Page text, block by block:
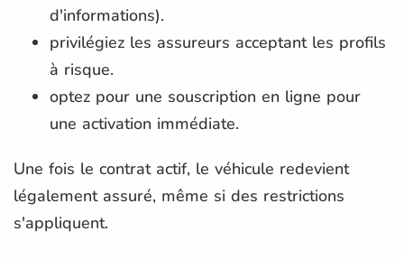
d'informations).
privilégiez les assureurs acceptant les profils
à risque.
optez pour une souscription en ligne pour
une activation immédiate.
Une fois le contrat actif, le véhicule redevient
légalement assuré, même si des restrictions
s'appliquent.